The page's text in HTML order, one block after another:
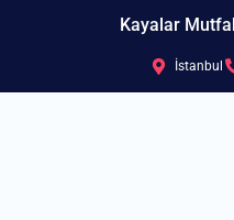
Kayalar
İstanbul